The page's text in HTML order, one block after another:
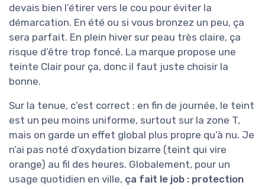
devais bien l’étirer vers le cou pour éviter la
démarcation. En été ou si vous bronzez un peu, ça
sera parfait. En plein hiver sur peau très claire, ça
risque d’être trop foncé. La marque propose une
teinte Clair pour ça, donc il faut juste choisir la
bonne.
Sur la tenue, c’est correct : en fin de journée, le teint
est un peu moins uniforme, surtout sur la zone T,
mais on garde un effet global plus propre qu’à nu. Je
n’ai pas noté d’oxydation bizarre (teint qui vire
orange) au fil des heures. Globalement, pour un
usage quotidien en ville, ça fait le job : protection